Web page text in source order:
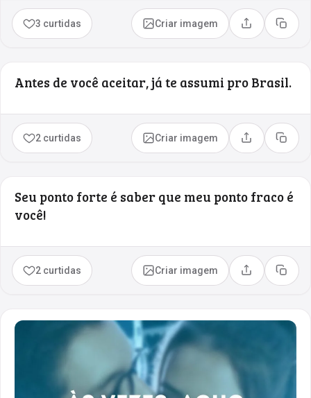
3 curtidas Criar imagem Compartilhar
Copiar
Antes de você aceitar, já te assumi pro Brasil.
2 curtidas Criar imagem Compartilhar
Copiar
Seu ponto forte é saber que meu ponto fraco é
você!
2 curtidas Criar imagem Compartilhar
Copiar